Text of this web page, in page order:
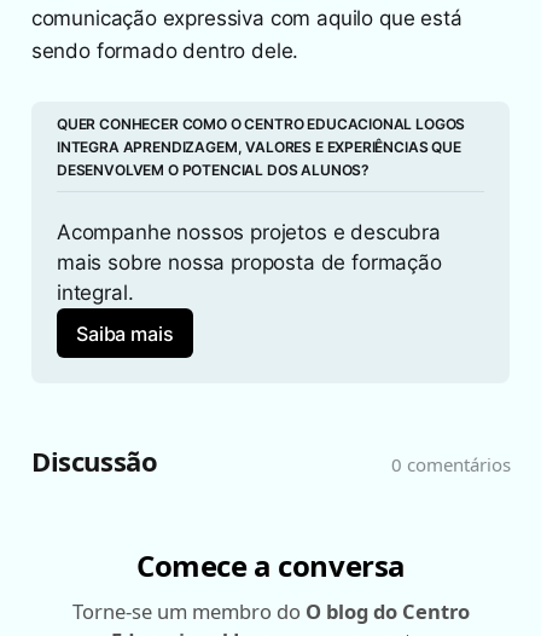
comunicação expressiva com aquilo que está
sendo formado dentro dele.
QUER CONHECER COMO O CENTRO EDUCACIONAL LOGOS
INTEGRA APRENDIZAGEM, VALORES E EXPERIÊNCIAS QUE
DESENVOLVEM O POTENCIAL DOS ALUNOS?
Acompanhe nossos projetos e descubra
mais sobre nossa proposta de formação
integral.
Saiba mais